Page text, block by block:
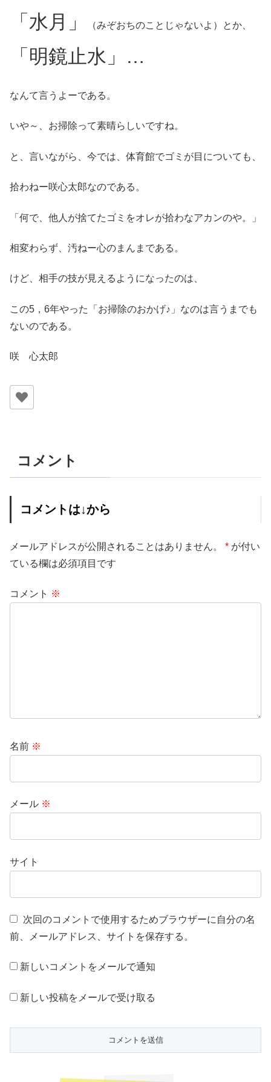
「水月」 （みぞおちのことじゃないよ）とか、
「明鏡止水」…
なんて言うよーである。
いや～、お掃除って素晴らしいですね。
と、言いながら、今では、体育館でゴミが目についても、
拾わねー咲心太郎なのである。
「何で、他人が捨てたゴミをオレが拾わなアカンのや。」
相変わらず、汚ねー心のまんまである。
けど、相手の技が見えるようになったのは、
この5，6年やった「お掃除のおかげ♪」なのは言うまでも
ないのである。
咲 心太郎
コメント
コメントは↓から
メールアドレスが公開されることはありません。 * が付い
ている欄は必須項目です
コメント ※
名前 ※
メール ※
サイト
次回のコメントで使用するためブラウザーに自分の名
前、メールアドレス、サイトを保存する。
新しいコメントをメールで通知
新しい投稿をメールで受け取る